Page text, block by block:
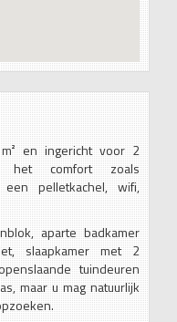
en ingericht voor 2
het comfort zoals
pelletkachel, wifi,
aparte badkamer
slaapkamer met 2
tuindeuren
maar u mag natuurlijk